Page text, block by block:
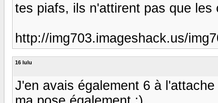
tes piafs, ils n'attirent pas que les
http://img703.imageshack.us/
16 lulu
J'en avais également 6 à